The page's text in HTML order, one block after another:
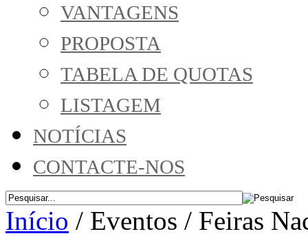
VANTAGENS
PROPOSTA
TABELA DE QUOTAS
LISTAGEM
NOTÍCIAS
CONTACTE-NOS
Início / Eventos / Feiras